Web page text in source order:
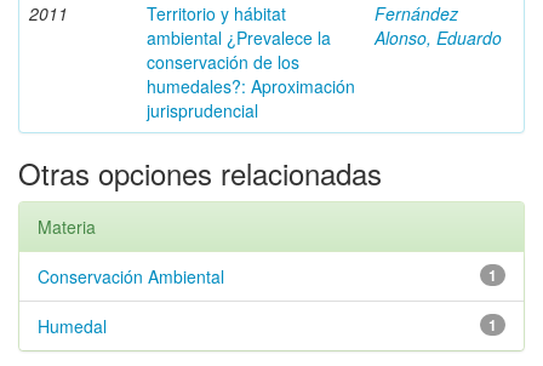
2011
Territorio y hábitat
ambiental ¿Prevalece la
conservación de los
humedales?: Aproximación
jurisprudencial
Fernández
Alonso, Eduardo
Otras opciones relacionadas
Materia
1
Conservación Ambiental
1
Humedal